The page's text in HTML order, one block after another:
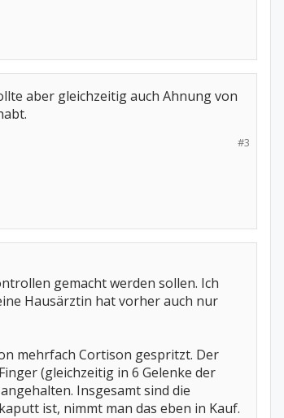
aber gleichzeitig auch Ahnung von
#3
gemacht werden sollen. Ich
Hausärztin hat vorher auch nur
mehrfach Cortison gespritzt. Der
(gleichzeitig in 6 Gelenke der
Insgesamt sind die
ist, nimmt man das eben in Kauf.